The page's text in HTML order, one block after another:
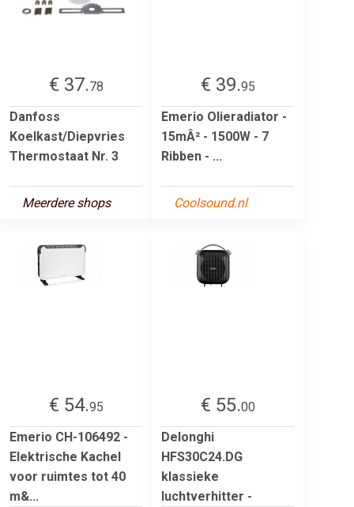
€ 37.78
Danfoss
Koelkast/Diepvries
Thermostaat Nr. 3
Meerdere shops
€ 39.95
Emerio Olieradiator -
15mÂ² - 1500W - 7
Ribben - ...
Coolsound.nl
€ 54.95
Emerio CH-106492 -
Elektrische Kachel
voor ruimtes tot 40
m&...
€ 55.00
Delonghi
HFS30C24.DG
klassieke
luchtverhitter -